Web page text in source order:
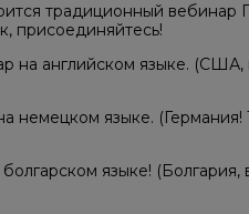
традиционный вебинар
присоединяйтесь!
на английском языке. (США,
немецком языке.
языке! (Болгария,